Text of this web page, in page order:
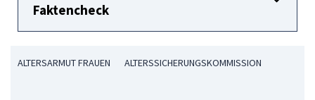
Faktencheck
ALTERSARMUT FRAUEN ALTERSSICHERUNGSKOMMISSION